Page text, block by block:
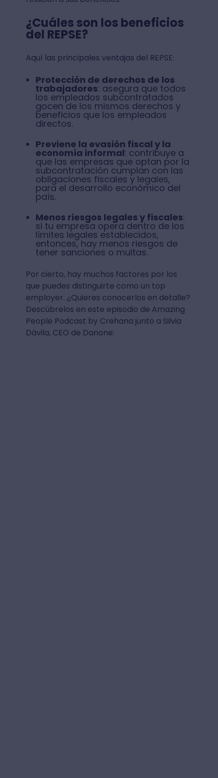
¿Cuáles son los beneficios
del REPSE?
Aquí las principales ventajas del REPSE:
Protección de derechos de los
trabajadores: asegura que todos
los empleados subcontratados
gocen de los mismos derechos y
beneficios que los empleados
directos.
Previene la evasión fiscal y la
economía informal: contribuye a
que las empresas que optan por la
subcontratación cumplan con las
obligaciones fiscales y legales,
para el desarrollo económico del
país.
Menos riesgos legales y fiscales:
si tu empresa opera dentro de los
límites legales establecidos,
entonces, hay menos riesgos de
tener sanciones o multas.
Por cierto, hay muchos factores por los
que puedes distinguirte como un top
employer. ¿Quieres conocerlos en detalle?
Descúbrelos en este episodio de Amazing
People Podcast by Crehana junto a Silvia
Dávila, CEO de Danone: